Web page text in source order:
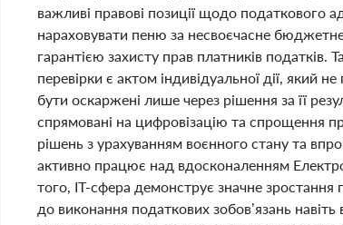
важливі правові позиції щодо податкового
нараховувати пеню за несвоєчасне
гарантією захисту прав платників
перевірки є актом індивідуальної дії, який
бути оскаржені лише через рішення за її
спрямовані на цифровізацію та спрощення
рішень з урахуванням воєнного стану та
активно працює над вдосконаленням
того, ІТ-сфера демонструє значне
до виконання податкових зобов’язань